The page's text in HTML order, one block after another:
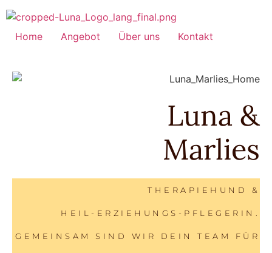
Home Angebot Über uns Kontakt
Luna &
Marlies
THERAPIEHUND &
HEIL-ERZIEHUNGS-PFLEGERIN.
GEMEINSAM SIND WIR DEIN TEAM FÜR